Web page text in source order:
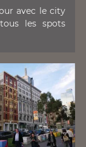
avec le city
les spots